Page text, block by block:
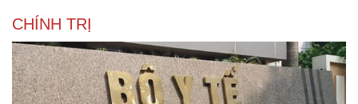
CHÍNH TRỊ